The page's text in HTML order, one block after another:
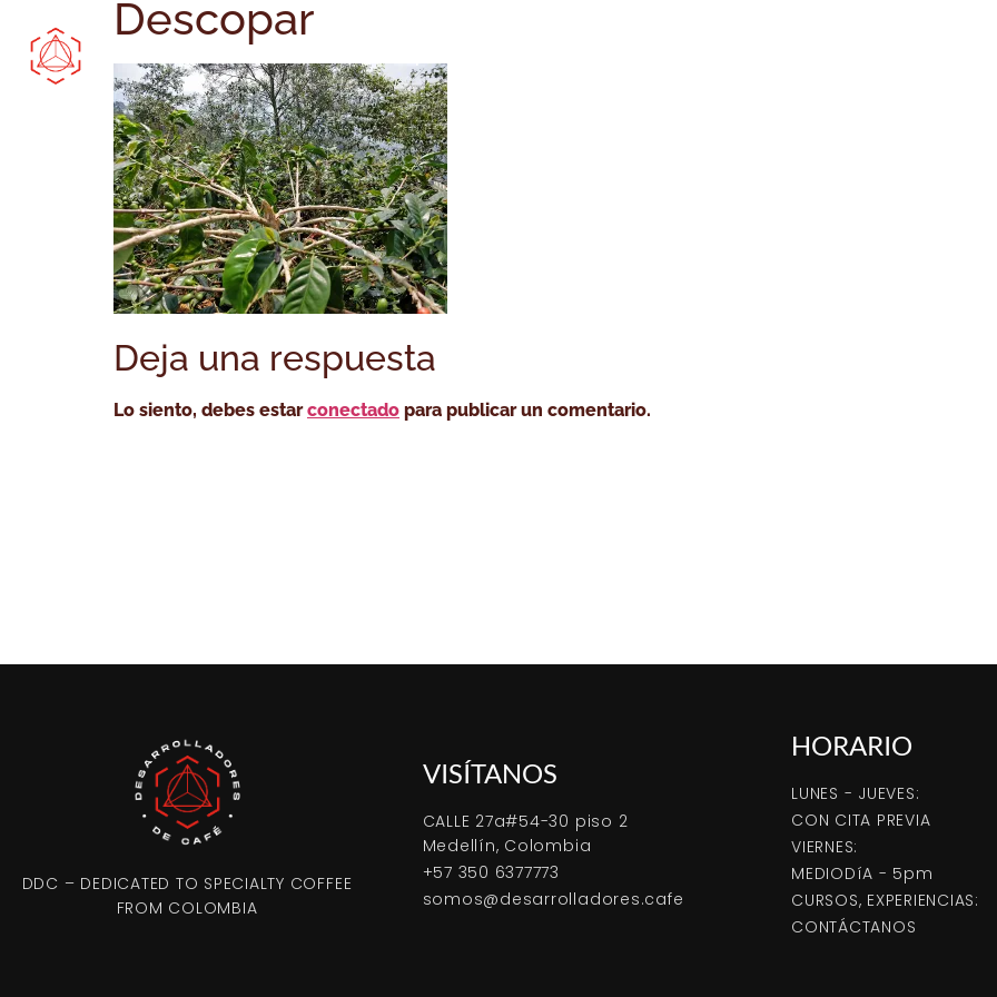
Descopar
Deja una respuesta
Lo siento, debes estarconectado para publicar un comentario.
DDC – DEDICATED TO SPECIALTY COFFEE
FROM COLOMBIA
VISÍTANOS
CALLE 27a#54-30 piso 2
Medellín, Colombia
+57 350 6377773
somos@desarrolladores.cafe
HORARIO
LUNES - JUEVES:
CON CITA PREVIA
VIERNES:
MEDIODíA - 5pm
CURSOS, EXPERIENCIAS:
CONTÁCTANOS